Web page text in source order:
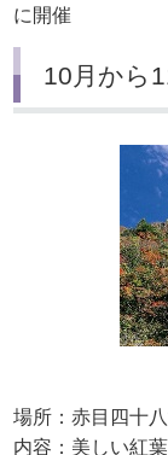
に開催
10月から
場所：赤目四十
内容：美しい紅